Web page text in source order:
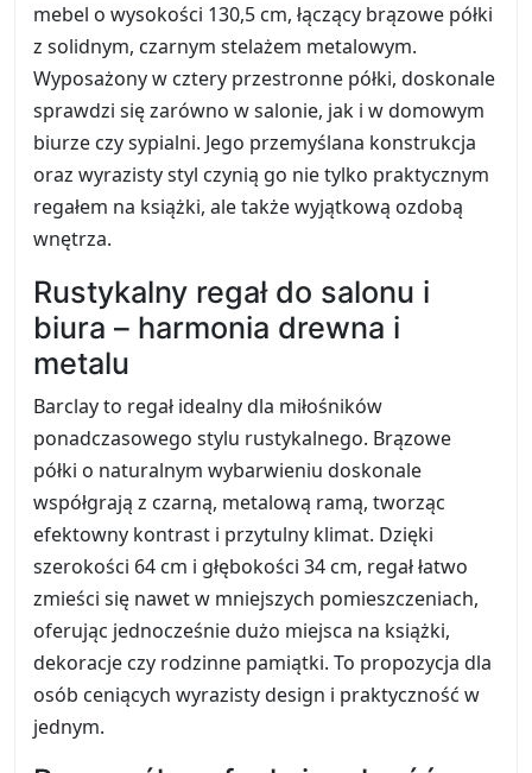
mebel o wysokości 130,5 cm, łączący brązowe półki
z solidnym, czarnym stelażem metalowym.
Wyposażony w cztery przestronne półki, doskonale
sprawdzi się zarówno w salonie, jak i w domowym
biurze czy sypialni. Jego przemyślana konstrukcja
oraz wyrazisty styl czynią go nie tylko praktycznym
regałem na książki, ale także wyjątkową ozdobą
wnętrza.
Rustykalny regał do salonu i
biura – harmonia drewna i
metalu
Barclay to regał idealny dla miłośników
ponadczasowego stylu rustykalnego. Brązowe
półki o naturalnym wybarwieniu doskonale
współgrają z czarną, metalową ramą, tworząc
efektowny kontrast i przytulny klimat. Dzięki
szerokości 64 cm i głębokości 34 cm, regał łatwo
zmieści się nawet w mniejszych pomieszczeniach,
oferując jednocześnie dużo miejsca na książki,
dekoracje czy rodzinne pamiątki. To propozycja dla
osób ceniących wyrazisty design i praktyczność w
jednym.